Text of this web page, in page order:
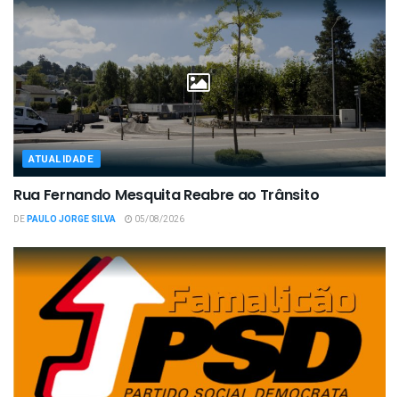
ATUALIDADE
Rua Fernando Mesquita Reabre ao Trânsito
DEPAULO JORGE SILVA 05/08/2026